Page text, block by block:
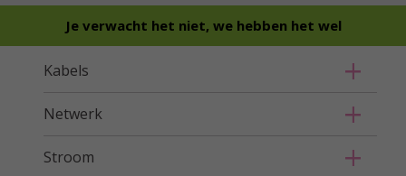
Je verwacht het niet, we hebben het wel
Kabels
Netwerk
Stroom